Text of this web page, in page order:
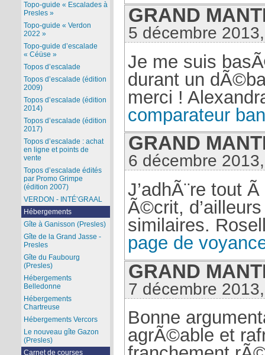
GRAND
5 décembre
Je me suis
durant un
merci !
comparateur
GRAND
6 décembre
J’adhÃ¨re tout
Ã©crit,
similaires.
page de
GRAND
7 décembre
Bonne
agrÃ©able et
Topo-guide « Escalades à
Presles »
Topo-guide « Verdon
2022 »
Topo-guide d’escalade
« Céüse »
Topos d’escalade
Topos d’escalade (édition
2009)
Topos d’escalade (édition
2014)
Topos d’escalade (édition
2017)
Topos d’escalade : achat
en ligne et points de
vente
Topos d’escalade édités
par Promo Grimpe
(édition 2007)
VERDON - INTÉ’GRAAL
Hébergements
Gîte à Ganisson (Presles)
Gîte de la Grand Jasse -
Presles
Gîte du Faubourg
(Presles)
Hébergements
Belledonne
Hébergements
Chartreuse
Hébergements Vercors
Le nouveau gîte Gazon
(Presles)
Carnet de courses